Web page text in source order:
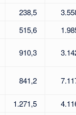
238,5
515,6
910,3
841,2
1.271,5